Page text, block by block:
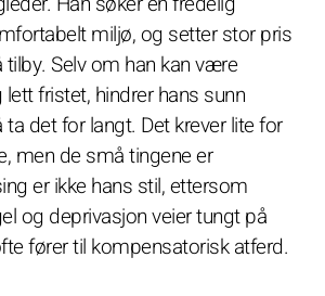
miljø, og setter stor pris
tilby. Selv om han kan være
fristet, hindrer hans sunn
det for langt. Det krever lite for
men de små tingene er
er ikke hans stil, ettersom
og deprivasjon veier tungt på
fører til kompensatorisk atferd.